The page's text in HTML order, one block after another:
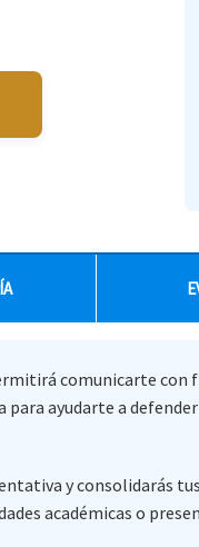
comunicarte
ayudarte a
y consolidarás
académicas o